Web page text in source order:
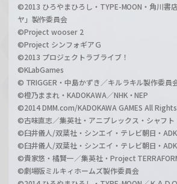
©2013 ひろやまひろし・TYPE-MOON・角川書
ヤ」製作委員会
©Project wooser 2
©Project シンフォギアＧ
©2013 プロジェクトラブライブ！
©KLabGames
© TRIGGER・中島かずき／キルラキル製作委員
©橙乃ままれ・KADOKAWA／NHK・NEP
©2014 DMM.com/KADOKAWA GAMES All
©古味直志／集英社・アニプレックス・シャフト
©臼井儀人/双葉社・シンエイ・テレビ朝日・ADK
©臼井儀人/双葉社・シンエイ・テレビ朝日・
©貴家悠・橘賢一／集英社・Project
©劇場版ミルキィホームズ製作委員会